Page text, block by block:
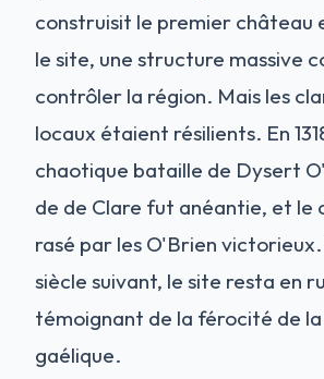
construisit le premier château
le site, une structure massive
contrôler la région. Mais les
locaux étaient résilients. En
chaotique bataille de Dysert
de de Clare fut anéantie, et le
rasé par les O'Brien
siècle suivant, le site resta en
témoignant de la férocité de
gaélique.